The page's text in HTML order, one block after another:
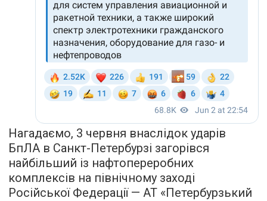
Нагадаємо, 3 червня внаслідок ударів
БпЛА в Санкт-Петербурзі загорівся
найбільший із нафтопереробних
комплексів на північному заході
Російської Федерації — АТ «Петербурзький